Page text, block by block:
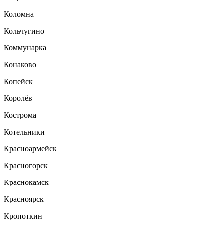
Коломна
Кольчугино
Коммунарка
Конаково
Копейск
Королёв
Кострома
Котельники
Красноармейск
Красногорск
Краснокамск
Красноярск
Кропоткин